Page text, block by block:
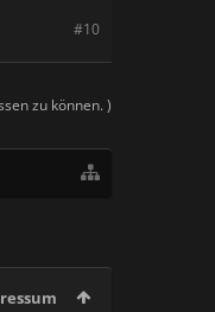
#10
zu können. )